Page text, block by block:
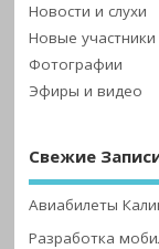
Новости и слухи
Новые участники
Фотографии
Эфиры и видео
Свежие
Авиабилеты
Разработка